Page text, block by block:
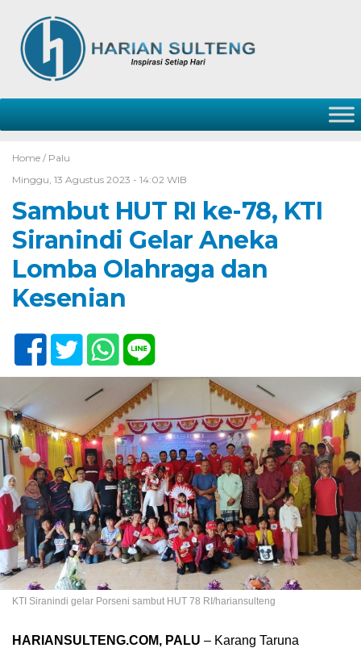
Home / Palu
Minggu, 13 Agustus 2023 - 14:02 WIB
Sambut HUT RI ke-78, KTI
Siranindi Gelar Aneka
Lomba Olahraga dan
Kesenian
KTI Siranindi gelar Porseni sambut HUT 78 RI/hariansulteng
HARIANSULTENG.COM, PALU – Karang Taruna